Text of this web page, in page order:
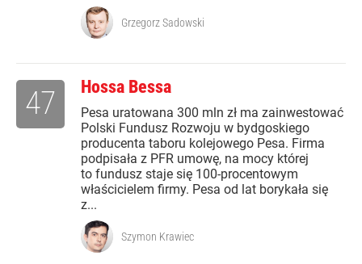
Grzegorz Sadowski
Hossa Bessa
Pesa uratowana 300 mln zł ma zainwestować
Polski Fundusz Rozwoju w bydgoskiego
producenta taboru kolejowego Pesa. Firma
podpisała z PFR umowę, na mocy której
to fundusz staje się 100-procentowym
właścicielem firmy. Pesa od lat borykała się
z...
47
Szymon Krawiec